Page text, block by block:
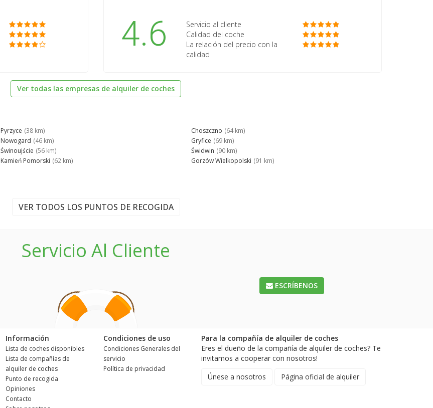
4.6
Servicio al cliente
Calidad del coche
La relación del precio con la
calidad
Ver todas las empresas de alquiler de coches
Pyrzyce (38 km)
Nowogard (46 km)
Świnoujście (56 km)
Kamień Pomorski (62 km)
Choszczno (64 km)
Gryfice (69 km)
Świdwin (90 km)
Gorzów Wielkopolski (91 km)
VER TODOS LOS PUNTOS DE RECOGIDA
Servicio Al Cliente
ESCRÍBENOS
Información
Lista de coches disponibles
Lista de compañías de
alquiler de coches
Punto de recogida
Opiniones
Contacto
Condiciones de uso
Condiciones Generales del
servicio
Política de privacidad
Para la compañía de alquiler de coches
Eres el dueño de la compañía de alquiler de coches? Te
invitamos a cooperar con nosotros!
Únese a nosotros
Página oficial de alquiler